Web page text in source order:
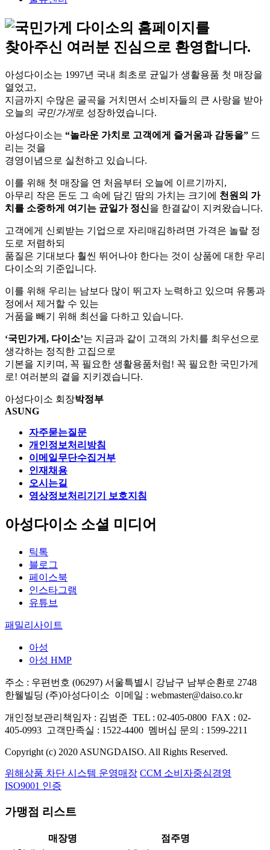
의 홈페이지를
찾아주신 여러분 진심으로 환영합니다.
아성다이소는 1997년 국내 최초로 균일가 생활용품 첫 매장을
열었고,
지금까지 수많은 굴곡을 거치면서 소비자들의 큰 사랑을 받아
오늘의 국민가게로 성장하였습니다.
아성다이소는 “놀라운 가치로 고객에게 즐거움과 감동을” 드
리는 것을
경영이념으로 실천하고 있습니다.
이를 위해 첫 매장을 연 처음부터 오늘에 이르기까지,
아무리 작은 돈도 그 속에 담긴 땀의 가치는 크기에 천원의 가
치를 소중하게 여기는 균일가 정신을 한결같이 지켜왔습니다.
고객에게 신뢰받는 기업으로 자리매김하려면 가격은 놀랄 정
도로 저렴하되
품질은 기대보다 훨씬 뛰어나야 한다는 것이 상품에 대한 우리
다이소의 기준입니다.
이를 위해 우리는 남보다 많이 뛰고자 노력하고 있으며 유통과
정에서 제거할 수 있는
거품을 빼기 위해 최선을 다하고 있습니다.
‘국민가게, 다이소’는 지금과 같이 고객의 가치를 최우선으로
생각하는 정직한 고집으로
기본을 지키며, 꼭 필요한 생활용품처럼! 꼭 필요한 국민가게
로! 여러분의 곁을 지키겠습니다.
아성다이소 회장박정부
ASUNG
자주묻는질문
개인정보처리방침
이메일무단수집거부
인재채용
오시는길
영상정보처리기기 보호지침
아성다이소 소셜 미디어
틱톡
블로그
페이스북
인스타그램
유튜브
패밀리사이트
아성
아성 HMP
주소 : 우편번호 (06297) 서울특별시 강남구 남부순환로 2748
한웰빌딩 (주)아성다이소 이메일 : webmaster@daiso.co.kr
개인정보관리책임자 : 김범준 TEL : 02-405-0800 FAX : 02-
405-0993 고객만족실 : 1522-4400 멤버십 문의 : 1599-2211
Copyright (c) 2020 ASUNGDAISO. All Rights Reserved.
위해상품 차단 시스템 운영매장 CCM 소비자중심경영
ISO9001 인증
가맹점 리스트
매장명
점주명